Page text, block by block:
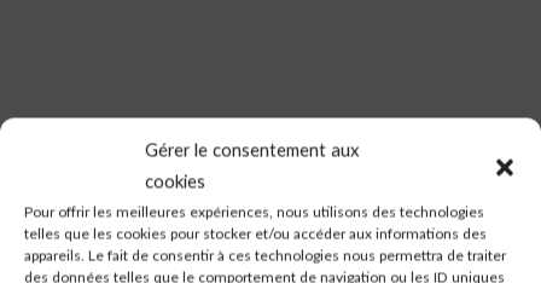
Gérer le consentement aux
cookies
Pour offrir les meilleures expériences, nous utilisons des technologies
telles que les cookies pour stocker et/ou accéder aux informations des
appareils. Le fait de consentir à ces technologies nous permettra de traiter
des données telles que le comportement de navigation ou les ID uniques
Vous avez un projet de
rénovation ? Faites appel à nos